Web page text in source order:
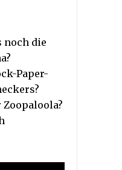
noch die
Paper-